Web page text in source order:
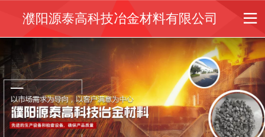
濮阳源泰高科技冶金材料有限公司